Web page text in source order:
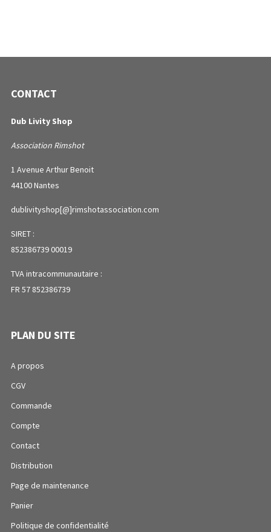
CONTACT
Dub Livity Shop
Association Rimshot
1 Avenue Arthur Benoit
44100 Nantes
dublivityshop[@]rimshotassociation.com
SIRET :
852386739 00019
TVA intracommunautaire :
FR 57 852386739
PLAN DU SITE
A propos
CGV
Commande
Compte
Contact
Distribution
Page de maintenance
Panier
Politique de confidentialité